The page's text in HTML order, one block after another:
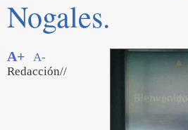
Nogales.
A+
A-
Redacción//